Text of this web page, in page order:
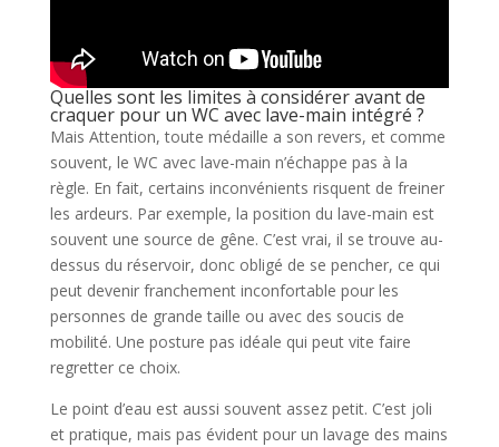
Quelles sont les limites à considérer avant de
craquer pour un WC avec lave-main intégré ?
Mais Attention, toute médaille a son revers, et comme
souvent, le WC avec lave-main n’échappe pas à la
règle. En fait, certains inconvénients risquent de freiner
les ardeurs. Par exemple, la position du lave-main est
souvent une source de gêne. C’est vrai, il se trouve au-
dessus du réservoir, donc obligé de se pencher, ce qui
peut devenir franchement inconfortable pour les
personnes de grande taille ou avec des soucis de
mobilité. Une posture pas idéale qui peut vite faire
regretter ce choix.
Le point d’eau est aussi souvent assez petit. C’est joli
et pratique, mais pas évident pour un lavage des mains